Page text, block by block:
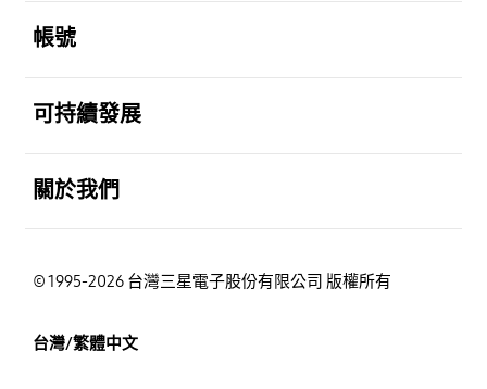
帳號
可持續發展
關於我們
© 1995-2026 台灣三星電子股份有限公司 版權所有
台灣/繁體中文